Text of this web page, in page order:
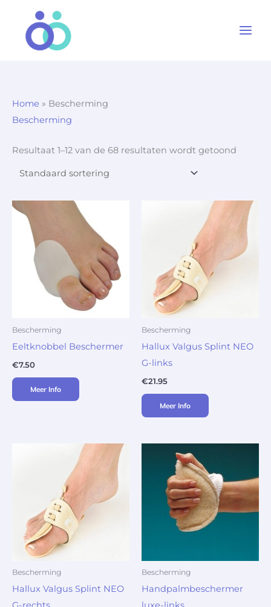
Home » Bescherming
Bescherming
Resultaat 1–12 van de 68 resultaten wordt getoond
Bescherming
Eeltknobbel Beschermer
€7.50
Meer Info
Bescherming
Hallux Valgus Splint NEO
G-links
€21.95
Meer Info
Bescherming
Hallux Valgus Splint NEO
Bescherming
Handpalmbeschermer